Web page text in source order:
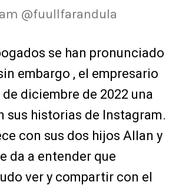
@fuullfarandula
se han pronunciado
embargo , el empresario
diciembre de 2022 una
sus historias de Instagram.
con sus dos hijos Allan y
da a entender que
ver y compartir con el